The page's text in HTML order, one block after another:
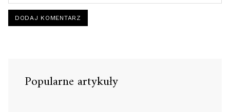
Popularne artykuły